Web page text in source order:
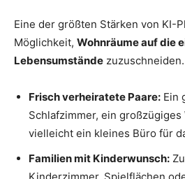
Eine der größten Stärken von KI-
Möglichkeit, Wohnräume auf die
Lebensumstände zuzuschneiden.
Frisch verheiratete Paare: Ein
Schlafzimmer, ein großzügiges
vielleicht ein kleines Büro für
Familien mit Kinderwunsch:
Kinderzimmer, Spielflächen